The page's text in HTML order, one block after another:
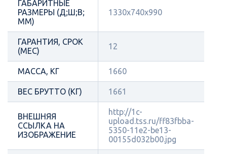
ГАБАРИТНЫЕ
РАЗМЕРЫ (Д;Ш;В;
ММ)
1330x740x990
ГАРАНТИЯ, СРОК
(МЕС)
12
МАССА, КГ 1660
ВЕС БРУТТО (КГ) 1661
ВНЕШНЯЯ
ССЫЛКА НА
ИЗОБРАЖЕНИЕ
http://1c-
upload.tss.ru/ff83fbba-
5350-11e2-be13-
00155d032b00.jpg